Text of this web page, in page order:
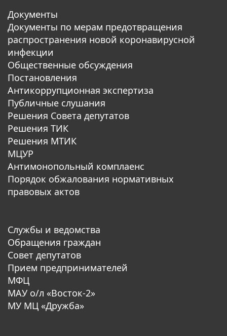
Документы
Документы по мерам предотвращения
распространения новой коронавирусной
инфекции
Общественные обсуждения
Постановления
Антикоррупционная экспертиза
Публичные слушания
Решения Совета депутатов
Решения ТИК
Решения МТИК
МЦУР
Антимонопольный комплаенс
Порядок обжалования нормативных
правовых актов
Службы и ведомства
Обращения граждан
Совет депутатов
Прием предпринимателей
МФЦ
МАУ о/л «Восток-2»
МУ МЦ «Дружба»